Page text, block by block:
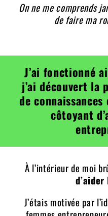
On ne me comprends
de faire ma
J’ai fonctionné
j’ai découvert la
de
côtoyant
À l’intérieur de moi
J’étais motivée par